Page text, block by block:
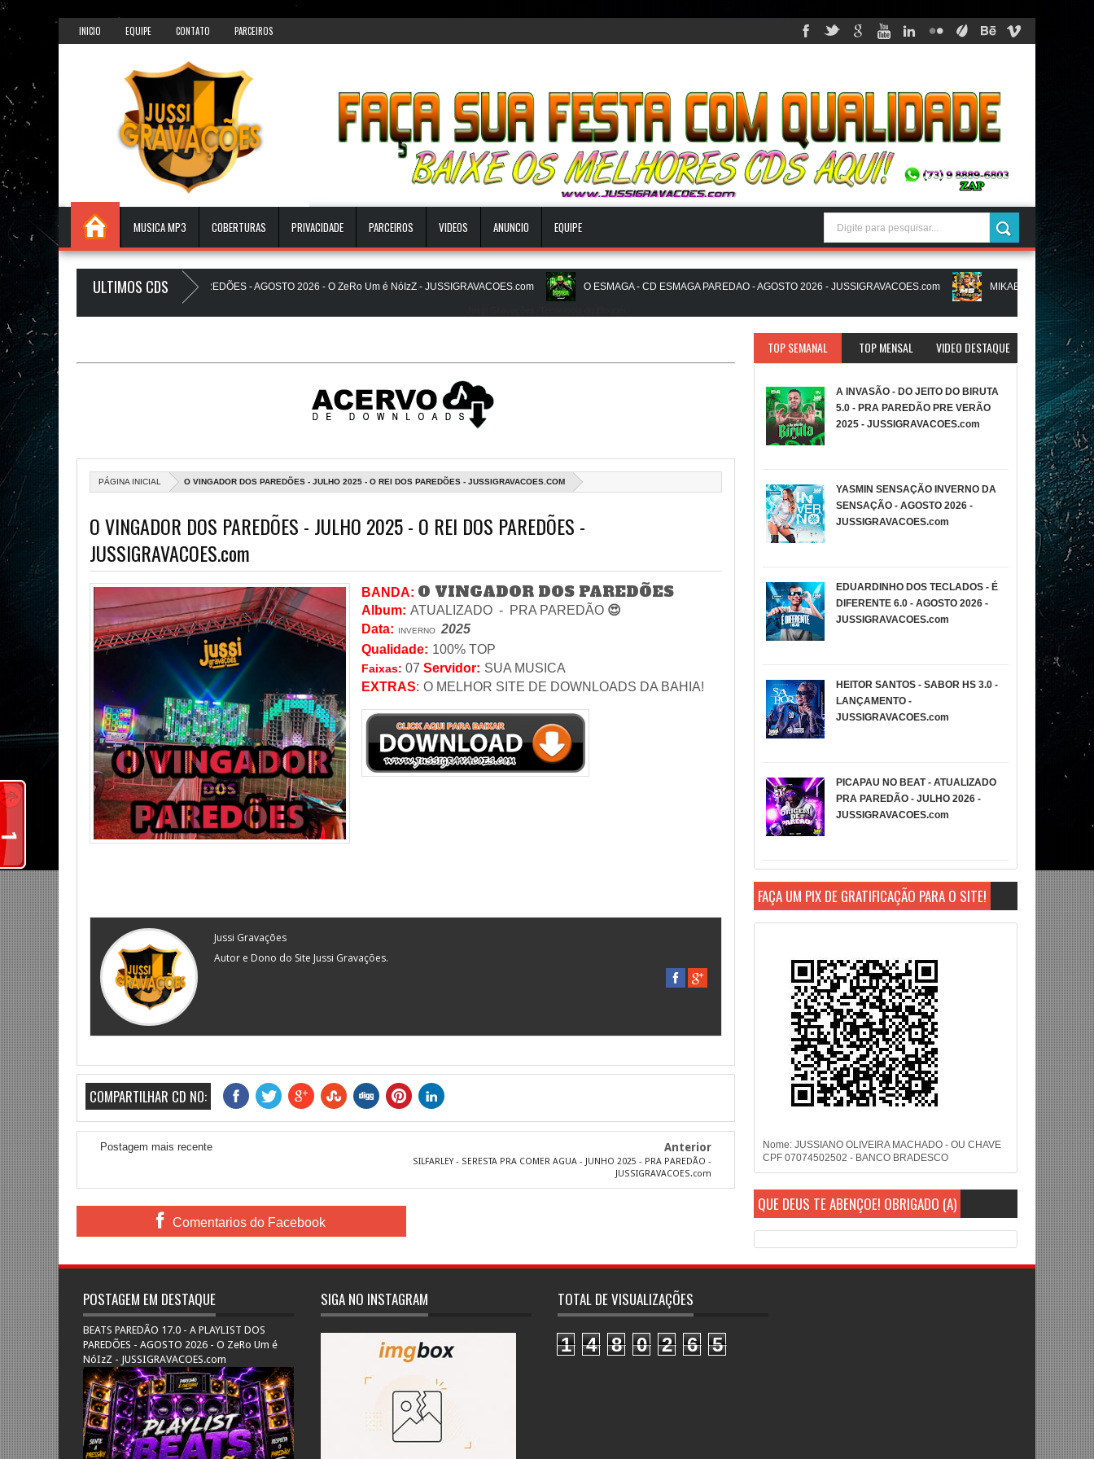
});
INICIO EQUIPE CONTATO PARCEIROS
MUSICA MP3 COBERTURAS PRIVACIDADE PARCEIROS VIDEOS ANUNCIO EQUIPE
ULTIMOS CDS
PAREDÃO 17.0 - A PLAYLIST DOS PAREDÕES - AGOSTO 2026 - O ZeRo Um é NóIzZ - JUSSIGRAVACOES.com O ESMAGA - CD ESMAGA PAREDAO - AGOSTO 2026 - JUSSIGRAVACOES.com MIKAEL SANTOS - MS IN
A Favela Ta Gostosa 5.0 - LANÇAMENTO - JUSSIGRAVACOES.com NATANZINHO LIMA - NA LIGA EM SAMPA - CD NOVO
PÁGINA INICIAL O VINGADOR DOS PAREDÕES - JULHO 2025 - O REI DOS PAREDÕES - JUSSIGRAVACOES.COM
O VINGADOR DOS PAREDÕES - JULHO 2025 - O REI DOS PAREDÕES -
JUSSIGRAVACOES.com
BANDA: O VINGADOR DOS PAREDÕES
Album: ATUALIZADO - PRA PAREDÃO 😍
Data: INVERNO
2025
Qualidade: 100% TOP
Faixas: 07 Servidor: SUA MUSICA
EXTRAS: O MELHOR SITE DE DOWNLOADS DA BAHIA!
Jussi Gravações
Autor e Dono do Site Jussi Gravações.
COMPARTILHAR CD NO:
Postagem mais recente Anterior
SILFARLEY - SERESTA PRA COMER AGUA - JUNHO 2025 - PRA PAREDÃO -
JUSSIGRAVACOES.com
Comentarios do Facebook
TOP SEMANAL TOP MENSAL VIDEO DESTAQUE
A INVASÃO - DO JEITO DO BIRUTA
5.0 - PRA PAREDÃO PRE VERÃO
2025 - JUSSIGRAVACOES.com
YASMIN SENSAÇÃO INVERNO DA
SENSAÇÃO - AGOSTO 2026 -
JUSSIGRAVACOES.com
EDUARDINHO DOS TECLADOS - É
DIFERENTE 6.0 - AGOSTO 2026 -
JUSSIGRAVACOES.com
HEITOR SANTOS - SABOR HS 3.0 -
LANÇAMENTO -
JUSSIGRAVACOES.com
PICAPAU NO BEAT - ATUALIZADO
PRA PAREDÃO - JULHO 2026 -
JUSSIGRAVACOES.com
FAÇA UM PIX DE GRATIFICAÇÃO PARA O SITE!
Nome: JUSSIANO OLIVEIRA MACHADO - OU CHAVE
CPF 07074502502 - BANCO BRADESCO
QUE DEUS TE ABENÇOE! OBRIGADO (A)
POSTAGEM EM DESTAQUE
BEATS PAREDÃO 17.0 - A PLAYLIST DOS
PAREDÕES - AGOSTO 2026 - O ZeRo Um é
NóIzZ - JUSSIGRAVACOES.com
SIGA NO INSTAGRAM TOTAL DE VISUALIZAÇÕES
1 4 8 0 2 6 5